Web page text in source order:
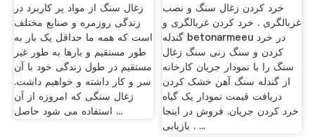
زغال سنگ از مواد پر کاربرد در
زندگی روزمره و صنایع مختلف
است که همه ما حداقل یک بار به
طور مستقیم و بارها به طور غیر
مستقیم در طول زندگی خود با آن
سر و کار داشته و خواهیم داشت.
زغال سنگی که امروزه از آن
استفاده می شود حاصل ...
خرد کردن زغال سنگ و نصب
غربالگری . خرد کردن غربالگری و
گندله betonarmeeu در خرد
کردن و سنگ زنی سنگ زغال
سنگ را با نمودار جریان کارخانه
از گندله سنگ آهن خشک کردن
دریافت قیمت نمودار یک گیاه
خرد کردن جریان. فروش در اینجا
. بازیابی ...